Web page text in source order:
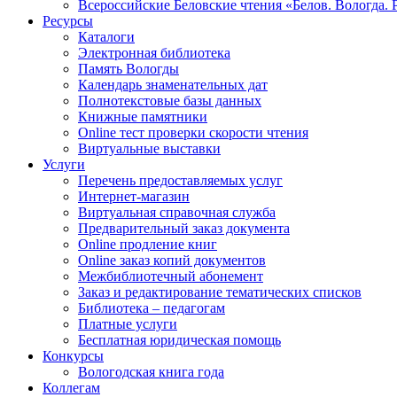
Всероссийские Беловские чтения «Белов. Вологда.
Ресурсы
Каталоги
Электронная библиотека
Память Вологды
Календарь знаменательных дат
Полнотекстовые базы данных
Книжные памятники
Online тест проверки скорости чтения
Виртуальные выставки
Услуги
Перечень предоставляемых услуг
Интернет-магазин
Виртуальная справочная служба
Предварительный заказ документа
Online продление книг
Online заказ копий документов
Межбиблиотечный абонемент
Заказ и редактирование тематических списков
Библиотека – педагогам
Платные услуги
Бесплатная юридическая помощь
Конкурсы
Вологодская книга года
Коллегам